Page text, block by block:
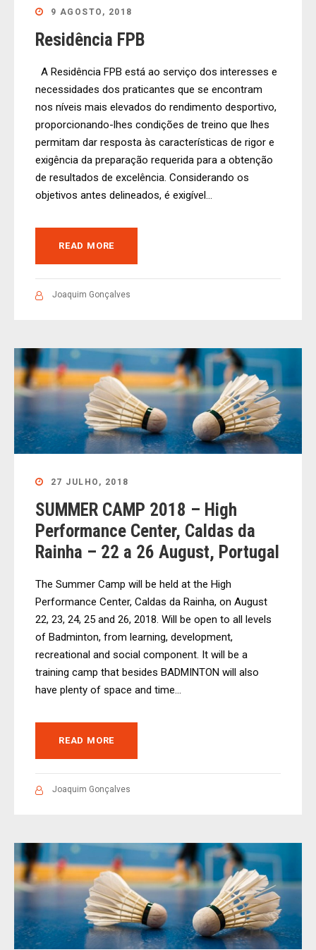
9 AGOSTO, 2018
Residência FPB
A Residência FPB está ao serviço dos interesses e
necessidades dos praticantes que se encontram
nos níveis mais elevados do rendimento desportivo,
proporcionando-lhes condições de treino que lhes
permitam dar resposta às características de rigor e
exigência da preparação requerida para a obtenção
de resultados de excelência. Considerando os
objetivos antes delineados, é exigível...
READ MORE
Joaquim Gonçalves
27 JULHO, 2018
SUMMER CAMP 2018 – High
Performance Center, Caldas da
Rainha – 22 a 26 August, Portugal
The Summer Camp will be held at the High
Performance Center, Caldas da Rainha, on August
22, 23, 24, 25 and 26, 2018. Will be open to all levels
of Badminton, from learning, development,
recreational and social component. It will be a
training camp that besides BADMINTON will also
have plenty of space and time...
READ MORE
Joaquim Gonçalves